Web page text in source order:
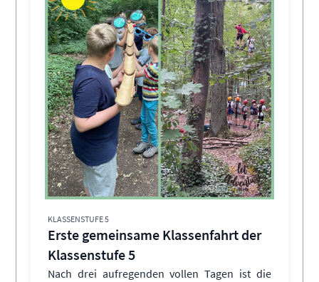
KLASSENSTUFE 5
Erste gemeinsame Klassenfahrt der
Klassenstufe 5
Nach drei aufregenden vollen Tagen ist die